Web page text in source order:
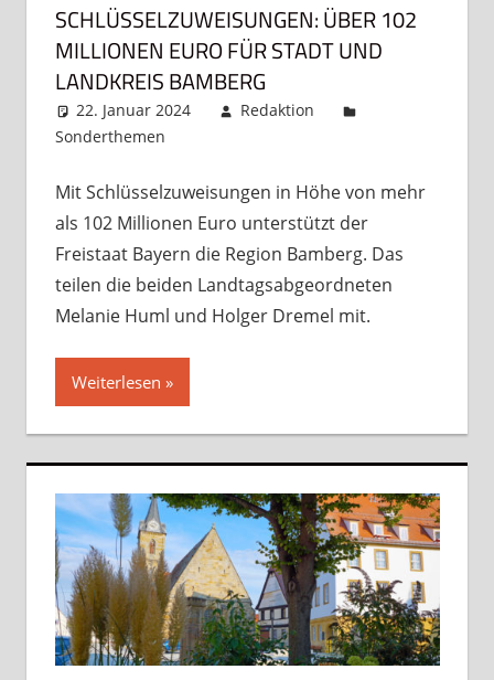
SCHLÜSSELZUWEISUNGEN: ÜBER 102
MILLIONEN EURO FÜR STADT UND
LANDKREIS BAMBERG
22. Januar 2024
Redaktion
Sonderthemen
Mit Schlüsselzuweisungen in Höhe von mehr
als 102 Millionen Euro unterstützt der
Freistaat Bayern die Region Bamberg. Das
teilen die beiden Landtagsabgeordneten
Melanie Huml und Holger Dremel mit.
Weiterlesen